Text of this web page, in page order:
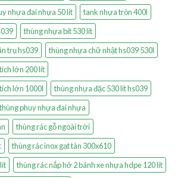
nhựa đai nhựa 50 lít
tank nhựa tròn 400l
thùng nhựa bít 530 lít
trụ hs039
thùng nhựa chữ nhật hs039 530l
lớn 200 lít
lớn 1000l
thùng nhựa đặc 530 lít hs039
thùng phuy nhựa đai nhựa
thùng rác gỗ ngoài trời
thùng rác inox gạt tàn 300x610
thùng rác nắp hở 2 bánh xe nhựa hdpe 120 lít